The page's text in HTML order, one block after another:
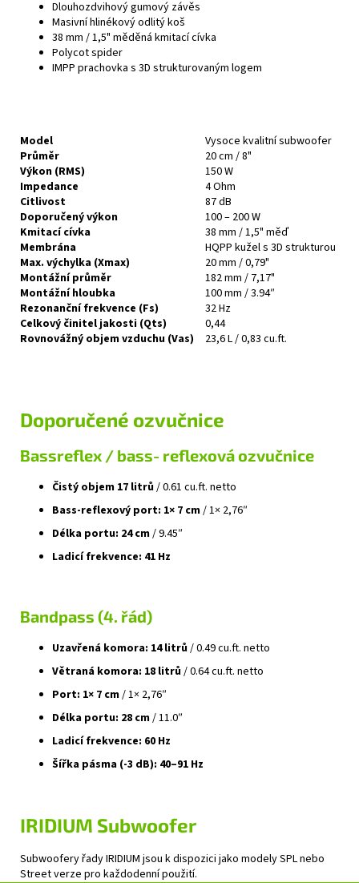
Dlouhozdvihový gumový závěs
Masivní hlinékový odlitý koš
38 mm / 1,5" měděná kmitací cívka
Polycot spider
IMPP prachovka s 3D strukturovaným logem
Model
Vysoce kvalitní subwoofer
Průměr
20 cm / 8"
Výkon (RMS)
150 W
Impedance
4 Ohm
Citlivost
87 dB
Doporučený výkon
100 – 200 W
Kmitací cívka
38 mm / 1,5" měď
Membrána
HQPP kužel s 3D strukturou
Max. výchylka (Xmax)
20 mm / 0,79"
Montážní průměr
182 mm / 7,17"
Montážní hloubka
100 mm / 3.94″
Rezonanční frekvence (Fs)
32 Hz
Celkový činitel jakosti (Qts)
0,44
Rovnovážný objem vzduchu (Vas)
23,6 L / 0,83 cu.ft.
Doporučené ozvučnice
Bassreflex / bass‑reflexová ozvučnice
Čistý objem 17 litrů/ 0.61 cu.ft. netto
Bass‑reflexový port: 1× 7 cm/ 1× 2,76″
Délka portu: 24 cm/ 9.45″
Ladicí frekvence: 41 Hz
Bandpass (4. řád)
Uzavřená komora: 14 litrů/ 0.49 cu.ft. netto
Větraná komora: 18 litrů/ 0.64 cu.ft. netto
Port: 1× 7 cm/ 1× 2,76″
Délka portu: 28 cm/ 11.0″
Ladicí frekvence: 60 Hz
Šířka pásma (‑3 dB): 40–91 Hz
IRIDIUM Subwoofer
Subwoofery řady IRIDIUM jsou k dispozici jako modely SPL nebo
Street verze pro každodenní použití.